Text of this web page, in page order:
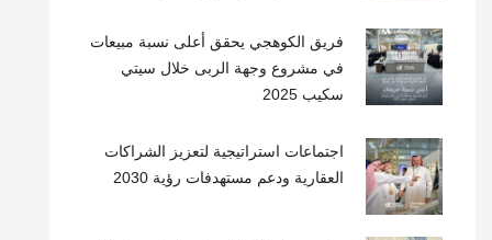
فريق الكوهجي يحقق أعلى نسبة مبيعات
في مشروع وجهة الربى خلال سيتي
سكيب 2025
اجتماعات استراتيجية لتعزيز الشراكات
العقارية ودعم مستهدفات رؤية 2030